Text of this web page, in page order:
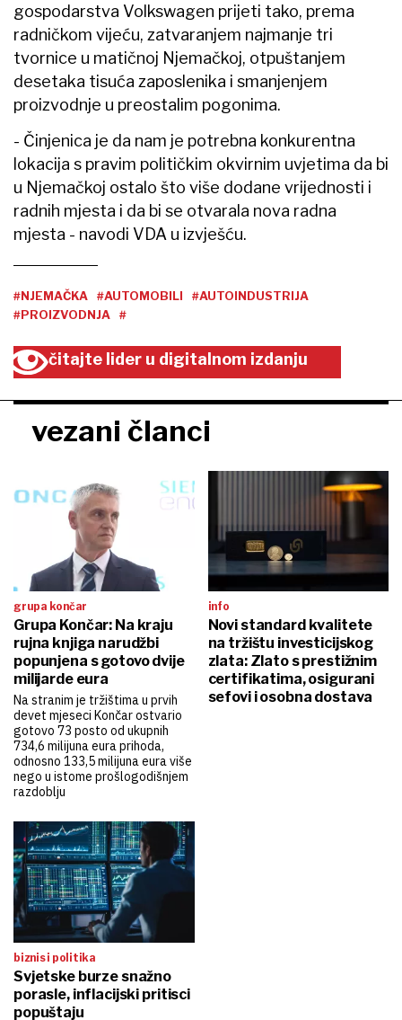
gospodarstva Volkswagen prijeti tako, prema
radničkom vijeću, zatvaranjem najmanje tri
tvornice u matičnoj Njemačkoj, otpuštanjem
desetaka tisuća zaposlenika i smanjenjem
proizvodnje u preostalim pogonima.
- Činjenica je da nam je potrebna konkurentna
lokacija s pravim političkim okvirnim uvjetima da bi
u Njemačkoj ostalo što više dodane vrijednosti i
radnih mjesta i da bi se otvarala nova radna
mjesta - navodi VDA u izvješću.
#NJEMAČKA #AUTOMOBILI
#AUTOINDUSTRIJA
#PROIZVODNJA
#
čitajte lider u digitalnom izdanju
vezani članci
grupa končar
Grupa Končar: Na kraju
rujna knjiga narudžbi
popunjena s gotovo dvije
milijarde eura
Na stranim je tržištima u prvih
devet mjeseci Končar ostvario
gotovo 73 posto od ukupnih
734,6 milijuna eura prihoda,
odnosno 133,5 milijuna eura više
nego u istome prošlogodišnjem
razdoblju
info
Novi standard kvalitete
na tržištu investicijskog
zlata: Zlato s prestižnim
certifikatima, osigurani
sefovi i osobna dostava
biznis i politika
Svjetske burze snažno
porasle, inflacijski pritisci
popuštaju